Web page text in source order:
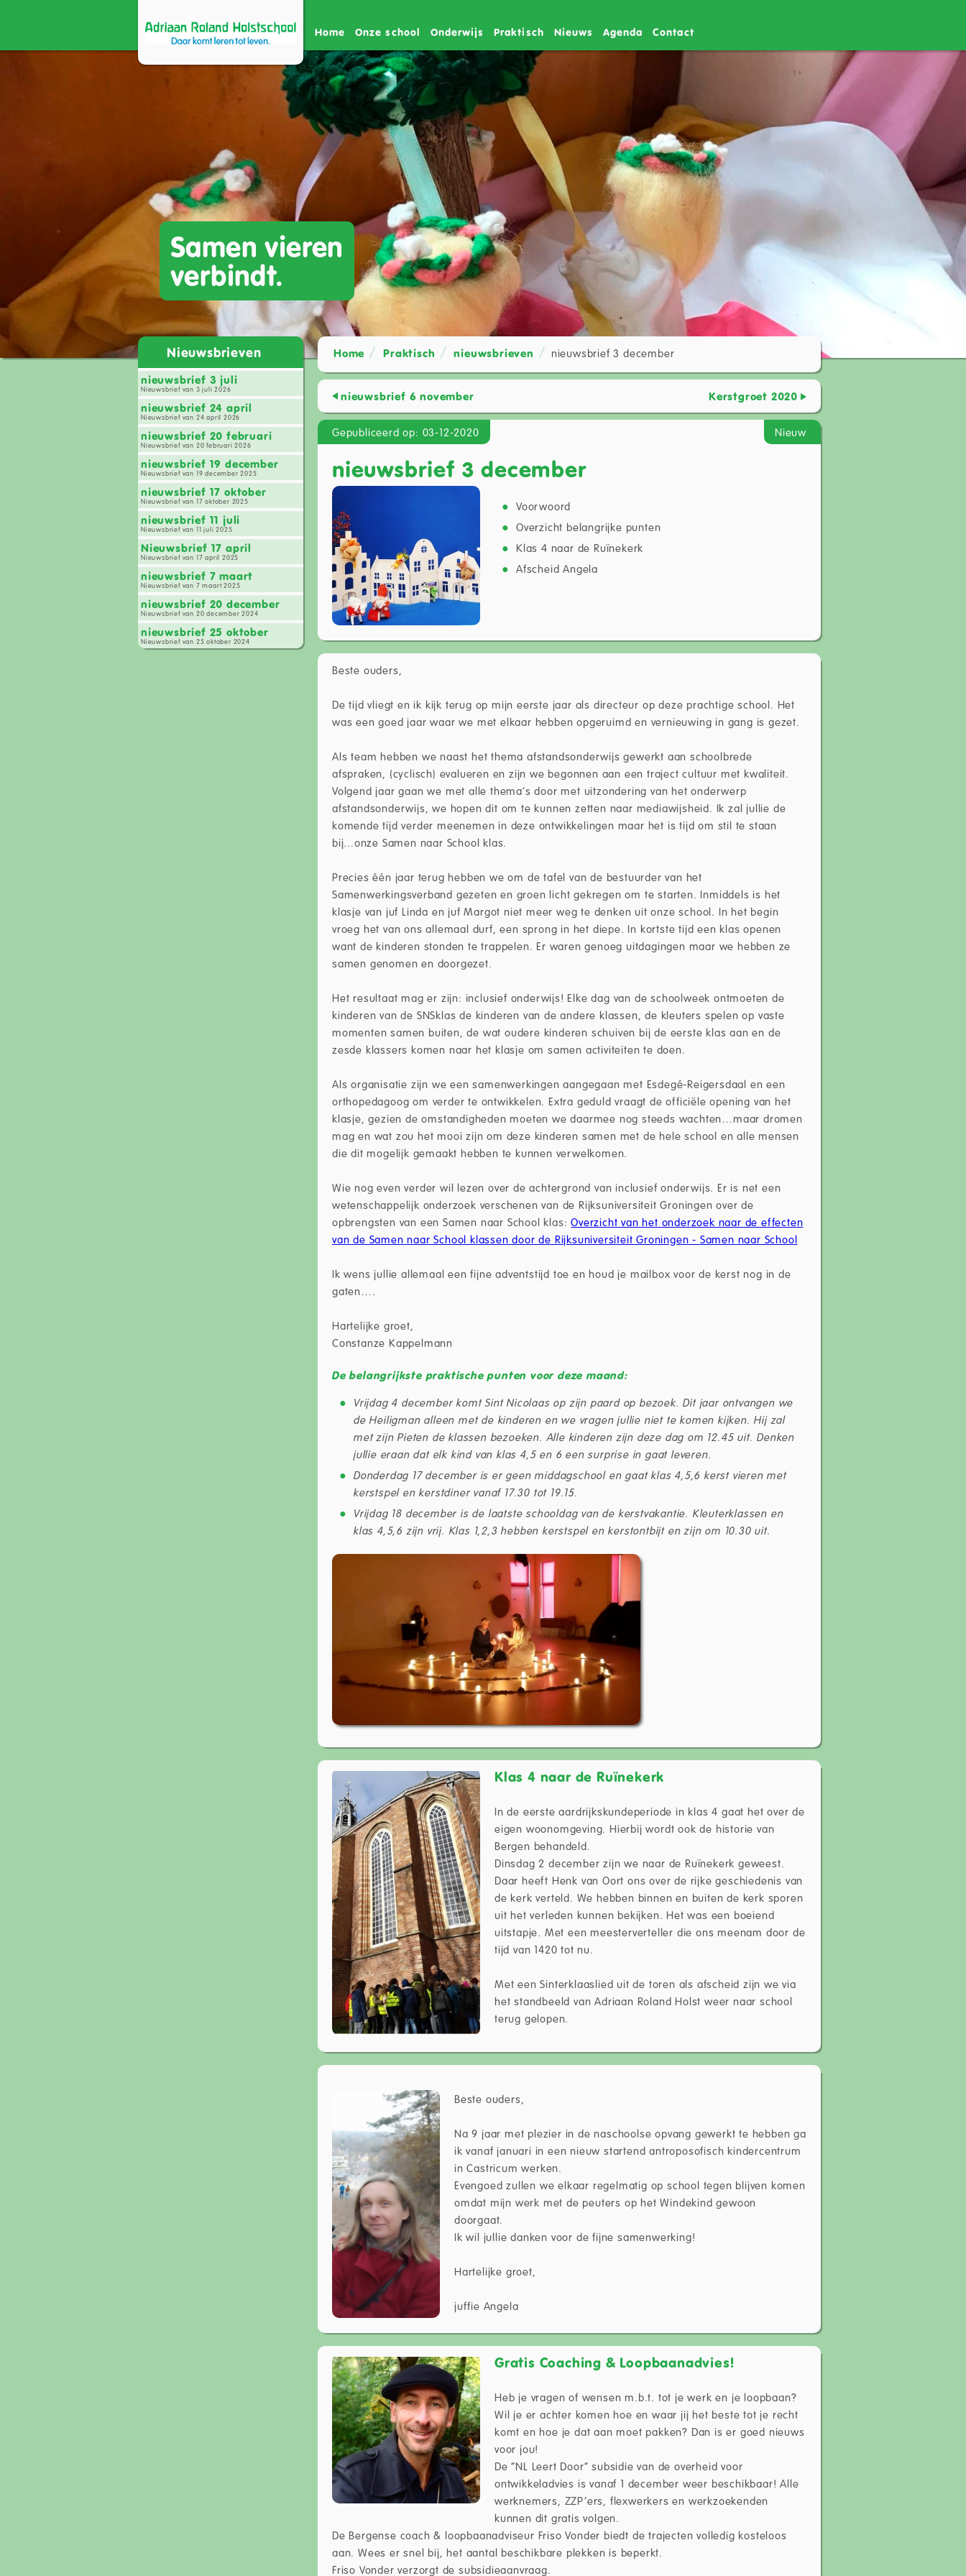
Home Onze school Onderwijs Praktisch Nieuws Agenda Contact
Samen vieren
verbindt.
Home Praktisch nieuwsbrieven nieuwsbrief 3 december
nieuwsbrief 6 november Kerstgroet 2020
Gepubliceerd op: 03-12-2020 Nieuw
nieuwsbrief 3 december
Voorwoord
Overzicht belangrijke punten
Klas 4 naar de Ruïnekerk
Afscheid Angela
Beste ouders,
De tijd vliegt en ik kijk terug op mijn eerste jaar als directeur op deze prachtige school. Het
was een goed jaar waar we met elkaar hebben opgeruimd en vernieuwing in gang is gezet.
Als team hebben we naast het thema afstandsonderwijs gewerkt aan schoolbrede
afspraken, (cyclisch) evalueren en zijn we begonnen aan een traject cultuur met kwaliteit.
Volgend jaar gaan we met alle thema’s door met uitzondering van het onderwerp
afstandsonderwijs, we hopen dit om te kunnen zetten naar mediawijsheid. Ik zal jullie de
komende tijd verder meenemen in deze ontwikkelingen maar het is tijd om stil te staan
bij...onze Samen naar School klas.
Precies één jaar terug hebben we om de tafel van de bestuurder van het
Samenwerkingsverband gezeten en groen licht gekregen om te starten. Inmiddels is het
klasje van juf Linda en juf Margot niet meer weg te denken uit onze school. In het begin
vroeg het van ons allemaal durf, een sprong in het diepe. In kortste tijd een klas openen
want de kinderen stonden te trappelen. Er waren genoeg uitdagingen maar we hebben ze
samen genomen en doorgezet.
Het resultaat mag er zijn: inclusief onderwijs! Elke dag van de schoolweek ontmoeten de
kinderen van de SNSklas de kinderen van de andere klassen, de kleuters spelen op vaste
momenten samen buiten, de wat oudere kinderen schuiven bij de eerste klas aan en de
zesde klassers komen naar het klasje om samen activiteiten te doen.
Als organisatie zijn we een samenwerkingen aangegaan met Esdegé-Reigersdaal en een
orthopedagoog om verder te ontwikkelen. Extra geduld vraagt de officiële opening van het
klasje, gezien de omstandigheden moeten we daarmee nog steeds wachten…maar dromen
mag en wat zou het mooi zijn om deze kinderen samen met de hele school en alle mensen
die dit mogelijk gemaakt hebben te kunnen verwelkomen.
Wie nog even verder wil lezen over de achtergrond van inclusief onderwijs. Er is net een
wetenschappelijk onderzoek verschenen van de Rijksuniversiteit Groningen over de
opbrengsten van een Samen naar School klas:Overzicht van het onderzoek naar de effecten
van de Samen naar School klassen door de Rijksuniversiteit Groningen - Samen naar School
Ik wens jullie allemaal een fijne adventstijd toe en houd je mailbox voor de kerst nog in de
gaten….
Hartelijke groet,
Constanze Kappelmann
De belangrijkste praktische punten voor deze maand:
Vrijdag 4 december komt Sint Nicolaas op zijn paard op bezoek. Dit jaar ontvangen we
de Heiligman alleen met de kinderen en we vragen jullie niet te komen kijken. Hij zal
met zijn Pieten de klassen bezoeken. Alle kinderen zijn deze dag om 12.45 uit. Denken
jullie eraan dat elk kind van klas 4,5 en 6 een surprise in gaat leveren.
Donderdag 17 december is er geen middagschool en gaat klas 4,5,6 kerst vieren met
kerstspel en kerstdiner vanaf 17.30 tot 19.15.
Vrijdag 18 december is de laatste schooldag van de kerstvakantie. Kleuterklassen en
klas 4,5,6 zijn vrij. Klas 1,2,3 hebben kerstspel en kerstontbijt en zijn om 10.30 uit.
Klas 4 naar de Ruïnekerk
In de eerste aardrijkskundeperiode in klas 4 gaat het over de
eigen woonomgeving. Hierbij wordt ook de historie van
Bergen behandeld.
Dinsdag 2 december zijn we naar de Ruïnekerk geweest.
Daar heeft Henk van Oort ons over de rijke geschiedenis van
de kerk verteld. We hebben binnen en buiten de kerk sporen
uit het verleden kunnen bekijken. Het was een boeiend
uitstapje. Met een meesterverteller die ons meenam door de
tijd van 1420 tot nu.
Met een Sinterklaaslied uit de toren als afscheid zijn we via
het standbeeld van Adriaan Roland Holst weer naar school
terug gelopen.
Beste ouders,
Na 9 jaar met plezier in de naschoolse opvang gewerkt te hebben ga
ik vanaf januari in een nieuw startend antroposofisch kindercentrum
in Castricum werken.
Evengoed zullen we elkaar regelmatig op school tegen blijven komen
omdat mijn werk met de peuters op het Windekind gewoon
doorgaat.
Ik wil jullie danken voor de fijne samenwerking!
Hartelijke groet,
juffie Angela
Gratis Coaching & Loopbaanadvies!
Heb je vragen of wensen m.b.t. tot je werk en je loopbaan?
Wil je er achter komen hoe en waar jij het beste tot je recht
komt en hoe je dat aan moet pakken? Dan is er goed nieuws
voor jou!
De “NL Leert Door” subsidie van de overheid voor
ontwikkeladvies is vanaf 1 december weer beschikbaar! Alle
werknemers, ZZP’ers, flexwerkers en werkzoekenden
kunnen dit gratis volgen.
De Bergense coach & loopbaanadviseur Friso Vonder biedt de trajecten volledig kosteloos
aan. Wees er snel bij, het aantal beschikbare plekken is beperkt.
Friso Vonder verzorgt de subsidieaanvraag.
Nieuwsbrieven
nieuwsbrief 3 juli
Nieuwsbrief van 3 juli 2026
nieuwsbrief 24 april
Nieuwsbrief van 24 april 2026
nieuwsbrief 20 februari
Nieuwsbrief van 20 februari 2026
nieuwsbrief 19 december
Nieuwsbrief van 19 december 2025
nieuwsbrief 17 oktober
Nieuwsbrief van 17 oktober 2025
nieuwsbrief 11 juli
Nieuwsbrief van 11 juli 2025
Nieuwsbrief 17 april
Nieuwsbrief van 17 april 2025
nieuwsbrief 7 maart
Nieuwsbrief van 7 maart 2025
nieuwsbrief 20 december
Nieuwsbrief van 20 december 2024
nieuwsbrief 25 oktober
Nieuwsbrief van 25 oktober 2024